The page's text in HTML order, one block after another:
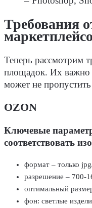
Требования
Теперь рассмотрим
площадок. Их важно
может не пропустить
OZON
Ключевые
соответствовать
формат – только
разрешение – 700-
оптимальный
фон: светлые